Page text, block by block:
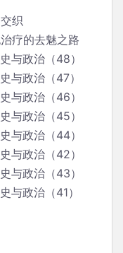
织
疗的去魅之路
与政治（48）
政治（47）
与政治（46）
与政治（45）
与政治（44）
与政治（42）
与政治（43）
政治（41）